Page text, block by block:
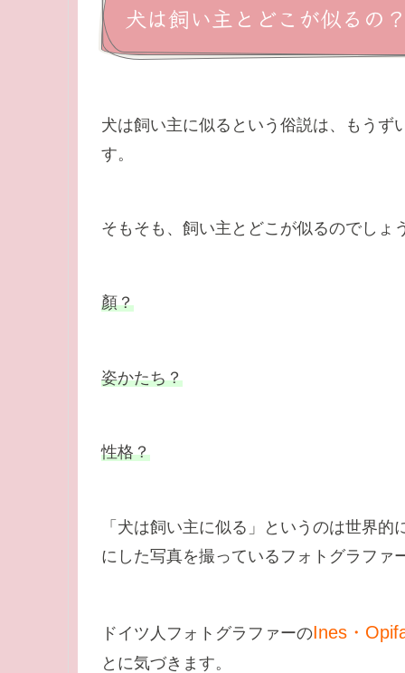
犬は飼い主とどこが似るの
犬は飼い主に似るという俗説は、もうず
す。
そもそも、飼い主とどこが似るのでしょ
顏？
姿かたち？
性格？
「犬は飼い主に似る」というのは世界
にした写真を撮っているフォトグラファ
ドイツ人フォトグラファーのInes・
とに気づきます。